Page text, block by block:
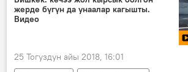
жерде бүгүн да унаалар кагышты.
Видео
25 Тогуздун айы 2018, 16:01